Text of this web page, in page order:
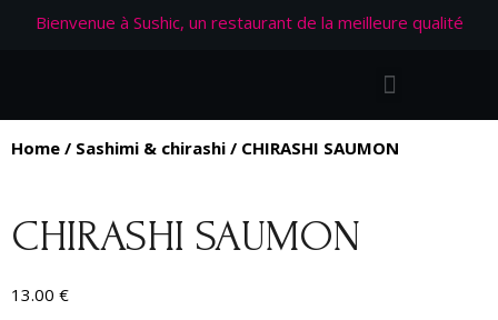
Bienvenue à Sushic, un restaurant de la meilleure qualité
Home / Sashimi & chirashi / CHIRASHI SAUMON
CHIRASHI SAUMON
13.00 €